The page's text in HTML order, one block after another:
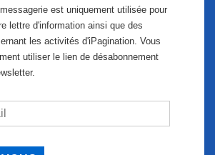
est uniquement utilisée pour
lettre d'information ainsi que des
les activités d'iPagination. Vous
utiliser le lien de désabonnement